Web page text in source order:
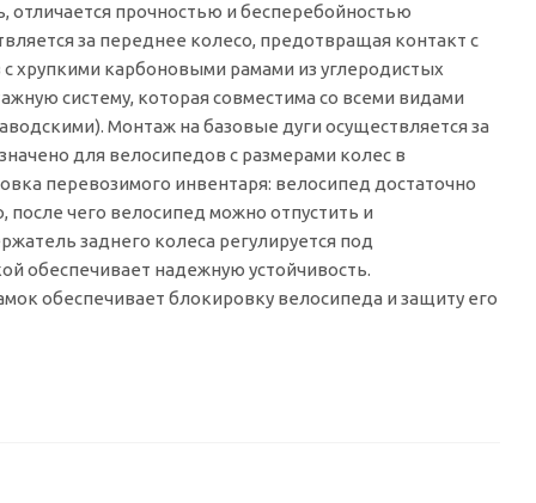
отличается прочностью и бесперебойностью
за переднее колесо, предотвращая контакт с
хрупкими карбоновыми рамами из углеродистых
систему, которая совместима со всеми видами
Монтаж на базовые дуги осуществляется за
для велосипедов с размерами колес в
перевозимого инвентаря: велосипед достаточно
чего велосипед можно отпустить и
заднего колеса регулируется под
обеспечивает надежную устойчивость.
обеспечивает блокировку велосипеда и защиту его